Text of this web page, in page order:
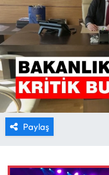
Paylaş
TARIM
TURİZM
YAŞAM
RESMİ İLANLAR